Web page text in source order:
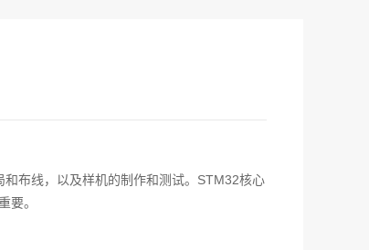
布线，以及样机的制作和测试。STM32核心
要。